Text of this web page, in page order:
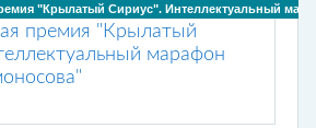
"Крылатый Сириус". Интеллектуальный
премия "Крылатый
марафон